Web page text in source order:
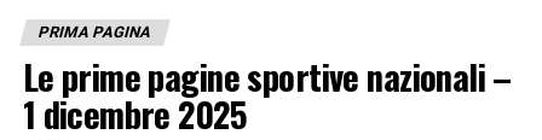
PRIMA PAGINA
Le prime pagine sportive nazionali –
1 dicembre 2025